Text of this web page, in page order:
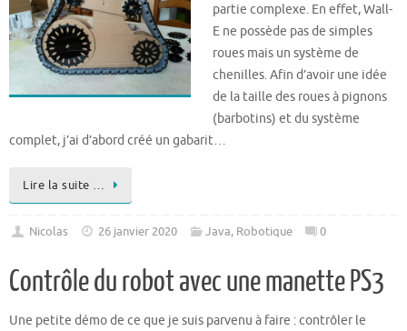
partie complexe. En effet, Wall-
E ne possède pas de simples
roues mais un système de
chenilles. Afin d’avoir une idée
de la taille des roues à pignons
(barbotins) et du système
complet, j’ai d’abord créé un gabarit…
Lire la suite …
Nicolas 26 janvier 2020 Java, Robotique 0
Contrôle du robot avec une manette PS3
Une petite démo de ce que je suis parvenu à faire : contrôler le